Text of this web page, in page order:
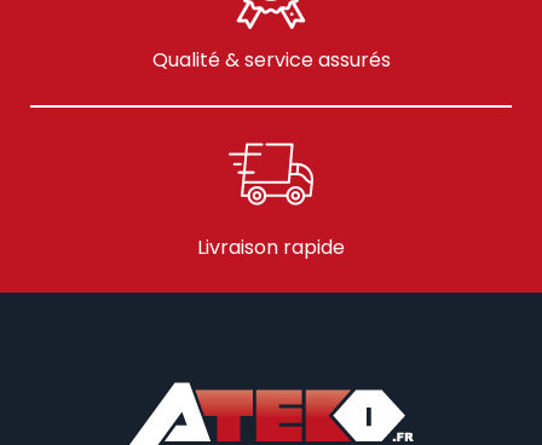
Qualité & service assurés
Livraison rapide